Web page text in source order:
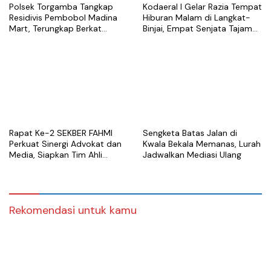
Polsek Torgamba Tangkap
Residivis Pembobol Madina
Mart, Terungkap Berkat
Kodaeral I Gelar Razia Tempat
Hiburan Malam di Langkat-
Binjai, Empat Senjata Tajam
Rapat Ke-2 SEKBER FAHMI
Perkuat Sinergi Advokat dan
Media, Siapkan Tim Ahli
Sengketa Batas Jalan di
Kwala Bekala Memanas, Lurah
Jadwalkan Mediasi Ulang
Rekomendasi untuk kamu